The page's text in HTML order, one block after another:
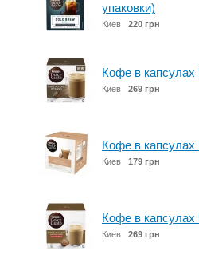
упаковки)
Киев 220 грн
Кофе в капсулах
Киев 269 грн
Кофе в капсулах
Киев 179 грн
Кофе в капсулах
Киев 269 грн